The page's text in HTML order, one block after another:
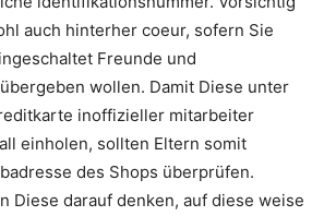
auch hinterher coeur, sofern Sie
Freunde und
wollen. Damit Diese unter
inoffizieller mitarbeiter
einholen, sollten Eltern somit
des Shops überprüfen.
Diese darauf denken, auf diese weise